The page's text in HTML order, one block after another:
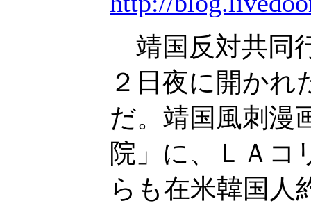
靖国反対共同
２日夜に開かれ
だ。靖国風刺漫
院」に、ＬＡコ
らも在米韓国人